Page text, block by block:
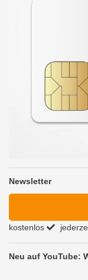
Newsletter
kostenlos
Neu auf YouTube: